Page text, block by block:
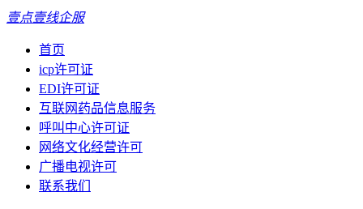
壹点壹线企服
首页
icp许可证
EDI许可证
互联网药品信息服务
呼叫中心许可证
网络文化经营许可
广播电视许可
联系我们